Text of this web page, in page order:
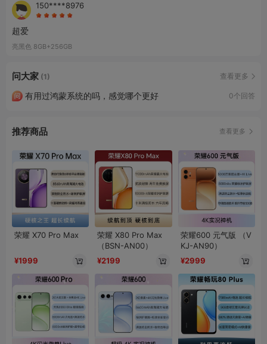
150****8976
超爱
亮黑色 8GB+256GB
问大家 (1) 查看更多
有用过鸿蒙系统的吗，感觉哪个更好 0个回答
推荐商品 查看更多
荣耀 X70 Pro Max
¥1999
荣耀 X80 Pro Max
（BSN-AN00）
¥2199
荣耀600 元气版 （V
KJ-AN90）
¥2999